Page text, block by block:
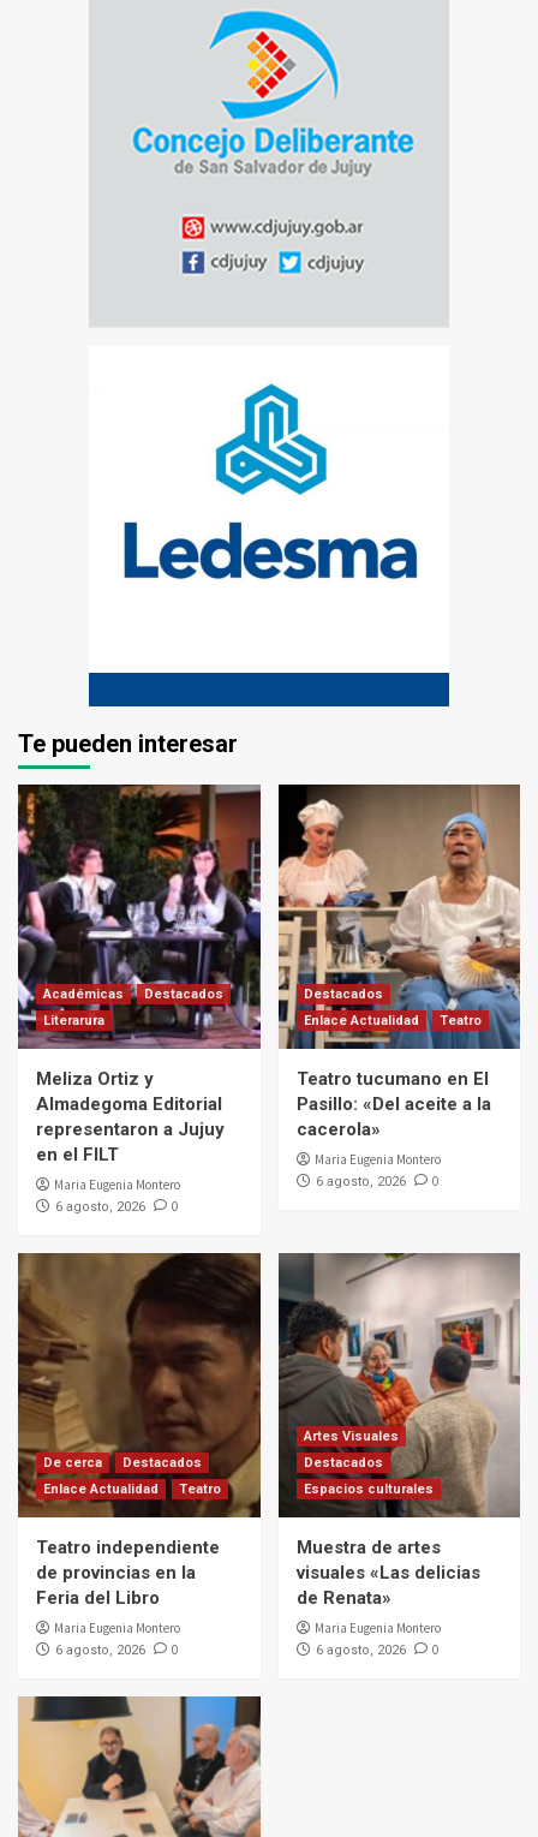
Te pueden interesar
Académicas
Destacados
Literarura
Meliza Ortiz y
Almadegoma Editorial
representaron a Jujuy
en el FILT
Maria Eugenia Montero
6 agosto, 2026 0
Destacados
Enlace Actualidad
Teatro
Teatro tucumano en El
Pasillo: «Del aceite a la
cacerola»
Maria Eugenia Montero
6 agosto, 2026 0
De cerca
Destacados
Enlace Actualidad
Teatro
Teatro independiente
de provincias en la
Feria del Libro
Maria Eugenia Montero
6 agosto, 2026 0
Artes Visuales
Destacados
Espacios culturales
Muestra de artes
visuales «Las delicias
de Renata»
Maria Eugenia Montero
6 agosto, 2026 0